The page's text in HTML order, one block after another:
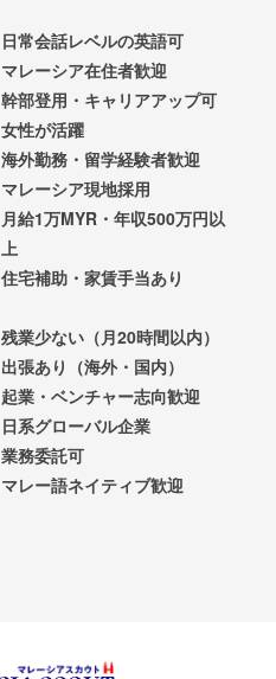
日常会話レベルの英語可
マレーシア在住者歓迎
幹部登用・キャリアアップ可
女性が活躍
海外勤務・留学経験者歓迎
マレーシア現地採用
月給1万MYR・年収500万円以
上
住宅補助・家賃手当あり
残業少ない（月20時間以内）
出張あり（海外・国内）
起業・ベンチャー志向歓迎
日系グローバル企業
業務委託可
マレー語ネイティブ歓迎